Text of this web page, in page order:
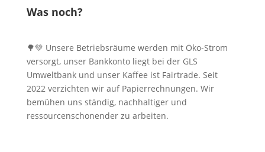
Was noch?
🌳💚 Unsere Betriebsräume werden mit Öko-Strom
versorgt, unser Bankkonto liegt bei der GLS
Umweltbank und unser Kaffee ist Fairtrade. Seit
2022 verzichten wir auf Papierrechnungen. Wir
bemühen uns ständig, nachhaltiger und
ressourcenschonender zu arbeiten.